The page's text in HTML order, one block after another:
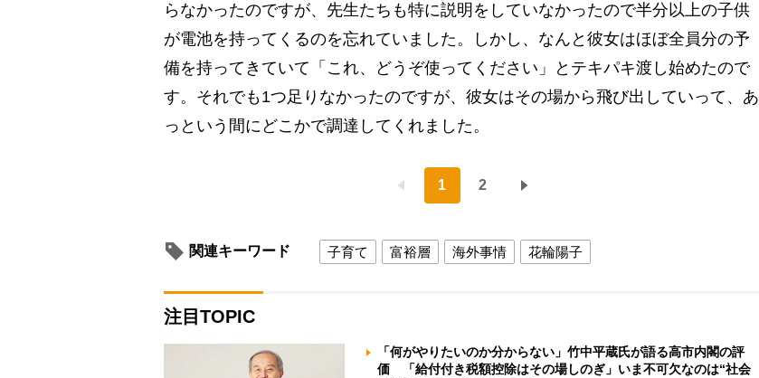
らなかったのですが、先生たちも特に説明をしていなかったので半分以上の子供
が電池を持ってくるのを忘れていました。しかし、なんと彼女はほぼ全員分の予
備を持ってきていて「これ、どうぞ使ってください」とテキパキ渡し始めたので
す。それでも1つ足りなかったのですが、彼女はその場から飛び出していって、あ
っという間にどこかで調達してくれました。
1 2
関連キーワード 子育て 富裕層 海外事情 花輪陽子
注目TOPIC
「何がやりたいのか分からない」竹中平蔵氏が語る高市内閣の評
価 「給付付き税額控除はその場しのぎ」いま不可欠なのは“社会